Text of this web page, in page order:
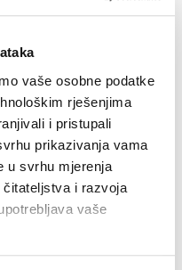
vaše osobne podatke
rješenjima
i pristupali
prikazivanja vama
u svrhu mjerenja
čitateljstva i razvoja
vaše
prodajom Rolexu
tehnologija može